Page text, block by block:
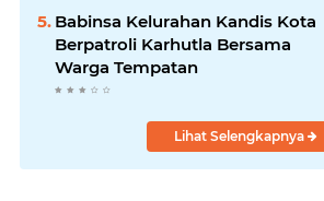
Babinsa Kelurahan Kandis Kota
Berpatroli Karhutla Bersama
Warga Tempatan
Lihat Selengkapnya